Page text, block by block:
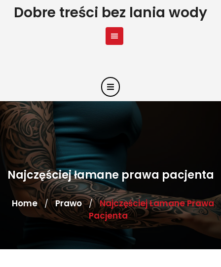
SkipDobre treści bez lania wody
Najczęściej łamane prawa pacjenta
Home / Prawo / Najczęściej Łamane Prawa
Pacjenta